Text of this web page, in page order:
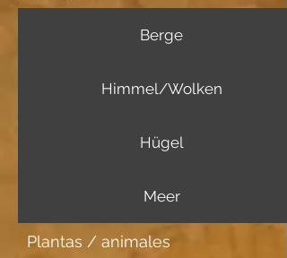
Berge
Himmel/Wolken
Hügel
Meer
Plantas / animales